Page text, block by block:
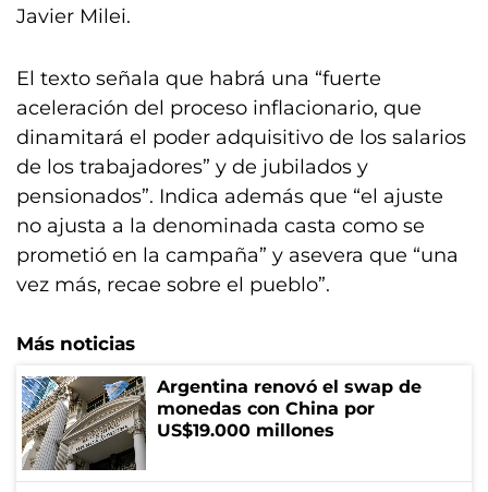
Javier Milei.
El texto señala que habrá una “fuerte
aceleración del proceso inflacionario, que
dinamitará el poder adquisitivo de los salarios
de los trabajadores” y de jubilados y
pensionados”. Indica además que “el ajuste
no ajusta a la denominada casta como se
prometió en la campaña” y asevera que “una
vez más, recae sobre el pueblo”.
Más noticias
Argentina renovó el swap de
monedas con China por
US$19.000 millones